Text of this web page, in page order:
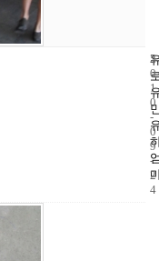
5
2
0
1
0
-
0
9
-
2
4